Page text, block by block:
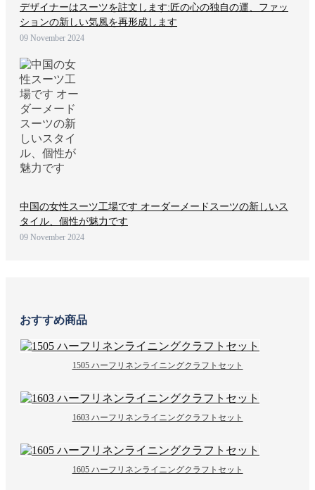
デザイナーはスーツを註文します:匠の心の独自の運、ファッ
ションの新しい気風を再形成します
09 November 2024
中国の女性スーツ工場です オーダーメードスーツの新しいス
タイル、個性が魅力です
09 November 2024
おすすめ商品
1505 ハーフリネンライニングクラフトセット
1603 ハーフリネンライニングクラフトセット
1605 ハーフリネンライニングクラフトセット